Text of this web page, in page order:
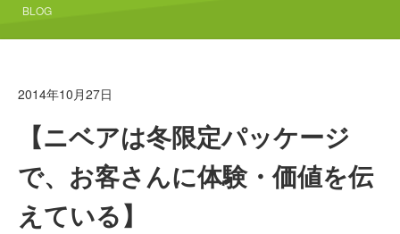
BLOG
2014年10月27日
【ニベアは冬限定パッケージ
で、お客さんに体験・価値を伝
えている】